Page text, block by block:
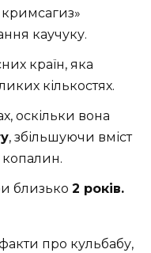
кримсагиз»
каучуку.
країн, яка
кількостях.
оскільки вона
, збільшуючи вміст
копалин.
близько 2 років.
про кульбабу,